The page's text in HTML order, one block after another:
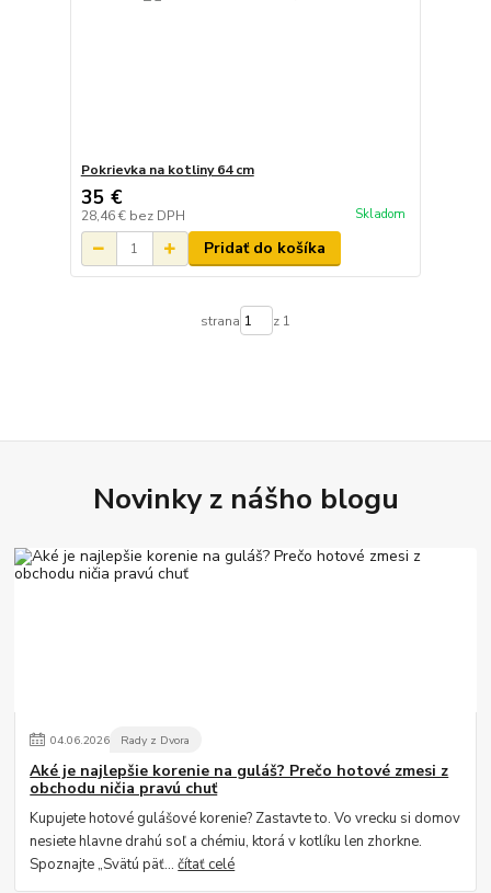
Pokrievka na kotliny 64 cm
35 €
28,46 € bez DPH Skladom
Pridať do košíka
strana z 1
Novinky z nášho blogu
04.06.2026 Rady z Dvora
Aké je najlepšie korenie na guláš? Prečo hotové zmesi z
obchodu ničia pravú chuť
Kupujete hotové gulášové korenie? Zastavte to. Vo vrecku si domov
nesiete hlavne drahú soľ a chémiu, ktorá v kotlíku len zhorkne.
Spoznajte „Svätú päť...čítať celé